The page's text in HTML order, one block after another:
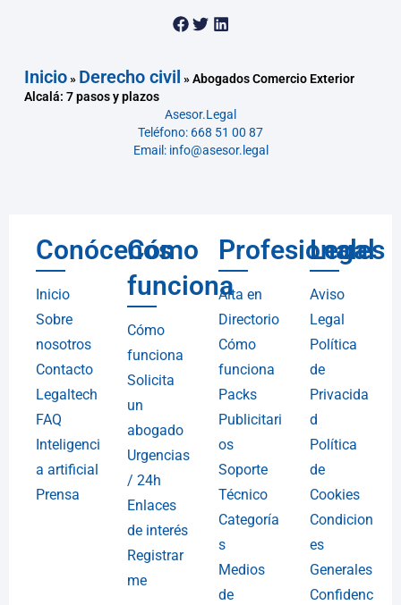
Inicio» Derecho civil »Abogados Comercio Exterior
Alcalá: 7 pasos y plazos
Asesor.Legal
Teléfono: 668 51 00 87
Email: info@asesor.legal
Conócenos
Inicio
Sobre
nosotros
Contacto
Legaltech
FAQ
Inteligenci
a artificial
Prensa
Cómo
funciona
Cómo
funciona
Solicita
un
abogado
Urgencias
/ 24h
Enlaces
de interés
Registrar
me
Profesionales
Alta en
Directorio
Cómo
funciona
Packs
Publicitari
os
Soporte
Técnico
Categoría
s
Medios
de
Legal
Aviso
Legal
Política
de
Privacida
d
Política
de
Cookies
Condicion
es
Generales
Confidenc